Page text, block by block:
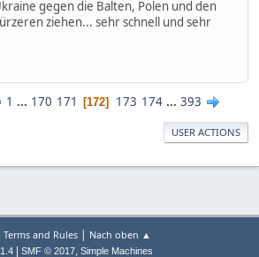
gegen die Balten, Polen und den
ziehen... sehr schnell und sehr
1 ... 170 171 172 173 174 ... 393
USER ACTIONS
Terms and Rules | Nach oben ▲
SMF © 2017, Simple Machines